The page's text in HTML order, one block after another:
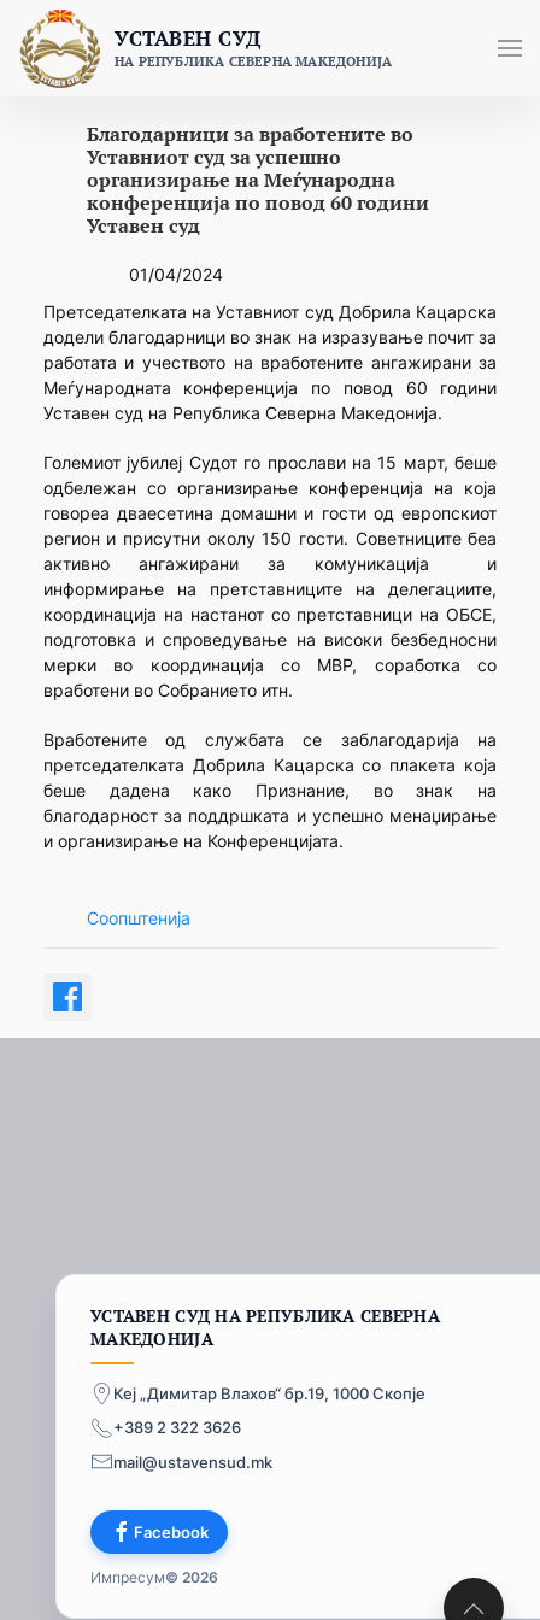
content
УСТАВЕН СУД
НА РЕПУБЛИКА СЕВЕРНА МАКЕДОНИЈА
Благодарници за вработените во
Уставниот суд за успешно
организирање на Меѓународна
конференција по повод 60 години
Уставен суд
01/04/2024
Претседателката на Уставниот суд Добрила Кацарска
додели благодарници во знак на изразување почит за
работата и учеството на вработените ангажирани за
Меѓународната конференција по повод 60 години
Уставен суд на Република Северна Македонија.
Големиот јубилеј Судот го прослави на 15 март, беше
одбележан со организирање конференција на која
говореа дваесетина домашни и гости од европскиот
регион и присутни околу 150 гости. Советниците беа
активно ангажирани за комуникација и
информирање на претставниците на делегациите,
координација на настанот со претставници на ОБСЕ,
подготовка и спроведување на високи безбедносни
мерки во координација со МВР, соработка со
вработени во Собранието итн.
Вработените од службата се заблагодарија на
претседателката Добрила Кацарска со плакета која
беше дадена како Признание, во знак на
благодарност за поддршката и успешно менаџирање
и организирање на Конференцијата.
Соопштенија
УСТАВЕН СУД НА РЕПУБЛИКА СЕВЕРНА
МАКЕДОНИЈА
Кеј „Димитар Влахов“ бр.19, 1000 Скопје
+389 2 322 3626
mail@ustavensud.mk
Facebook
Импресум© 2026